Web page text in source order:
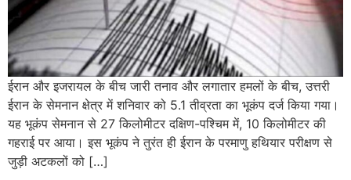
ईरान और इजरायल के बीच जारी तनाव और लगातार हमलों के बीच, उत्तरी
ईरान के सेमनान क्षेत्र में शनिवार को 5.1 तीव्रता का भूकंप दर्ज किया गया।
यह भूकंप सेमनान से 27 किलोमीटर दक्षिण-पश्चिम में, 10 किलोमीटर की
गहराई पर आया। इस भूकंप ने तुरंत ही ईरान के परमाणु हथियार परीक्षण से
जुड़ी अटकलों को […]